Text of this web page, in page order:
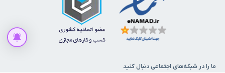
ما را در شبکه‌های اجتماعی دنبال کنید
متاسفانه این کالا در حال حاضر موجود نیست